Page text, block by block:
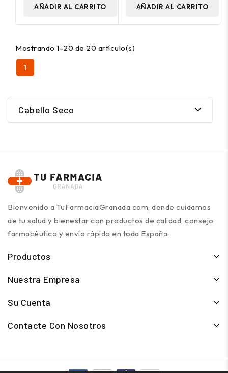
AÑADIR AL CARRITO AÑADIR AL CARRITO
Mostrando 1-20 de 20 artículo(s)
1
Cabello Seco
Bienvenido a TuFarmaciaGranada.com, donde cuidamos
de tu salud y bienestar con productos de calidad, consejo
farmacéutico y envío rápido en toda España.
Productos
Nuestra Empresa
Su Cuenta
Contacte Con Nosotros